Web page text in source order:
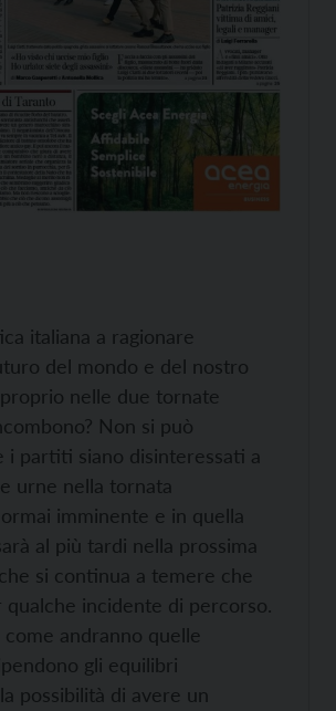
italiana a ragionare
del mondo e del nostro
nelle due tornate
Non si può
i partiti siano disinteressati a
urne nella tornata
imminente e in quella
al più tardi nella prossima
si continua a temere che
incidente di percorso.
andranno quelle
gli equilibri
possibilità di avere un